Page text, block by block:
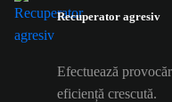
Recuperator agresiv
Efectuează
eficiență crescută.